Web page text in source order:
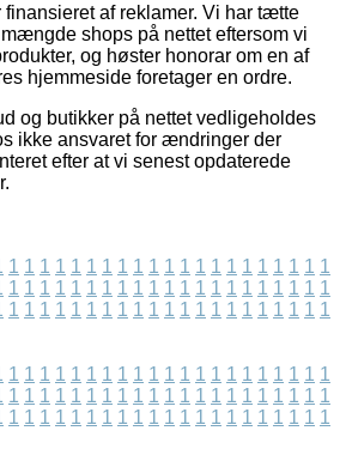
af reklamer. Vi har tætte
shops på nettet eftersom vi
og høster honorar om en af
hjemmeside foretager en ordre.
og butikker på nettet vedligeholdes
ikke ansvaret for ændringer der
efter at vi senest opdaterede
1 1 1 1 1 1 1 1 1 1 1 1 1 1 1 1 1 1 1 1 1
1 1 1 1 1 1 1 1 1 1 1 1 1 1 1 1 1 1 1 1 1
1 1 1 1 1 1 1 1 1 1 1 1 1 1 1 1 1 1 1 1 1
1 1 1 1 1 1 1 1 1 1 1 1 1 1 1 1 1 1 1 1 1
1 1 1 1 1 1 1 1 1 1 1 1 1 1 1 1 1 1 1 1 1
1 1 1 1 1 1 1 1 1 1 1 1 1 1 1 1 1 1 1 1 1